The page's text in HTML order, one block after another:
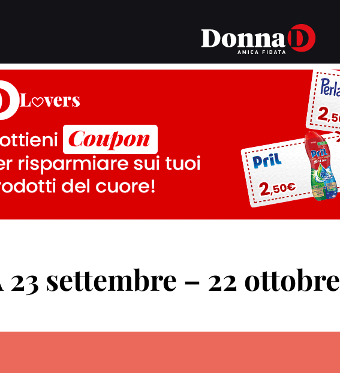
settembre – 22 ottobre